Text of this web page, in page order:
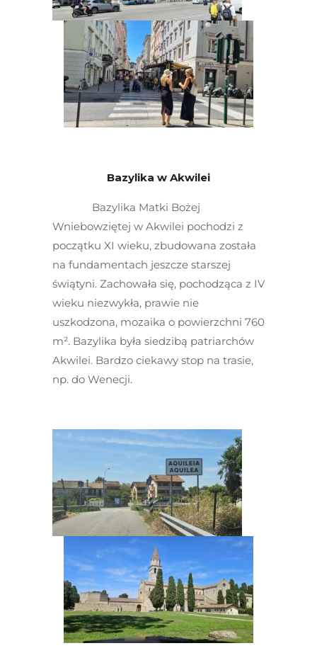
Bazylika w Akwilei
Bazylika Matki Bożej
Wniebowziętej w Akwilei pochodzi z
początku XI wieku, zbudowana została
na fundamentach jeszcze starszej
świątyni. Zachowała się, pochodząca z IV
wieku niezwykła, prawie nie
uszkodzona, mozaika o powierzchni 760
m². Bazylika była siedzibą patriarchów
Akwilei. Bardzo ciekawy stop na trasie,
np. do Wenecji.